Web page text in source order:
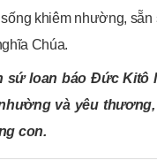
khiêm nhường,
Chúa.
sứ loan báo Đức
và yêu
con.